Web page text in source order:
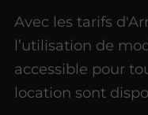
Avec les tarifs
l’utilisation de
accessible pour
location sont